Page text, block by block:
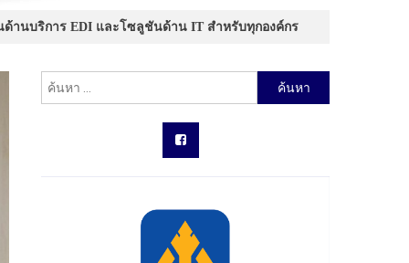
ด้านบริการ EDI และโซลูชันด้าน IT สำหรับทุกองค์กร
ค้นหา
สำหรับ: